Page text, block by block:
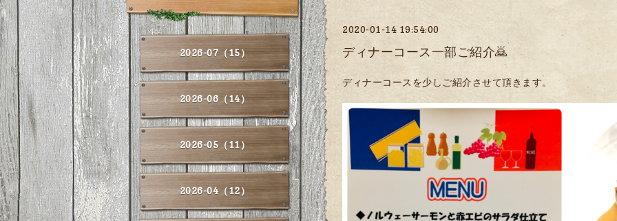
2020-01-14 19:54:00
ディナーコース一部ご紹介🙇
ディナーコースを少しご紹介させて頂きます。
2026-07（15）
2026-06（14）
2026-05（11）
2026-04（12）